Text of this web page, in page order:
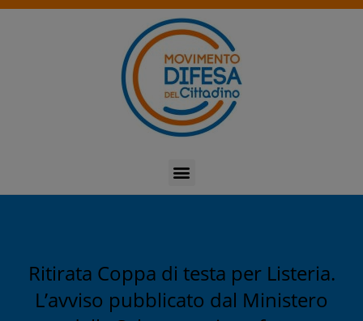
Ritirata Coppa di testa per Listeria.
L’avviso pubblicato dal Ministero